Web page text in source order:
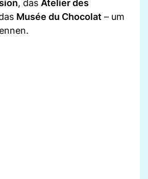
, das Atelier des
Musée du Chocolat – um